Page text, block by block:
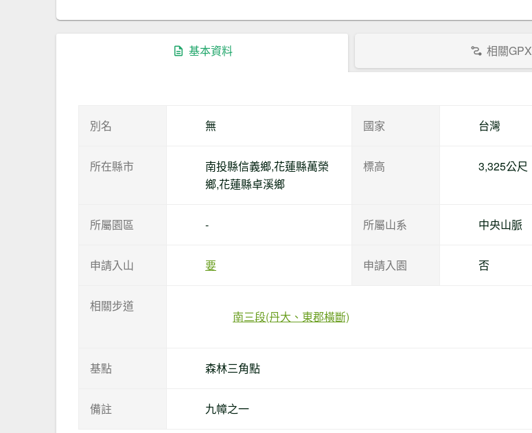
基本資料 相關GPX
別名 無 國家 台灣
所在縣市
南投縣信義鄉,花蓮縣萬榮
鄉,花蓮縣卓溪鄉
標高 3,325公尺
所屬園區 - 所屬山系 中央山脈
申請入山 要 申請入園 否
相關步道
南三段(丹大、東郡橫斷)
基點 森林三角點
備註 九幛之一